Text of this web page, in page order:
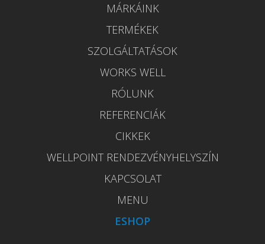
MÁRKÁINK
TERMÉKEK
SZOLGÁLTATÁSOK
WORKS WELL
RÓLUNK
REFERENCIÁK
CIKKEK
WELLPOINT RENDEZVÉNYHELYSZÍN
KAPCSOLAT
MENU
ESHOP